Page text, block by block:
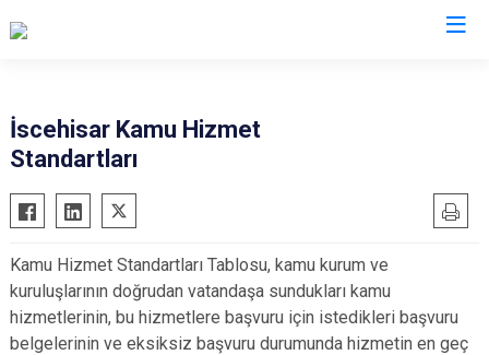
Başmakçı
Bayat
Çay
Çobanlar
Dazkırı
Kızılören
Sandıklı
Şuhut
İscehisar Kamu Hizmet
Standartları
Kamu Hizmet Standartları Tablosu, kamu kurum ve
kuruluşlarının doğrudan vatandaşa sundukları kamu
hizmetlerinin, bu hizmetlere başvuru için istedikleri başvuru
belgelerinin ve eksiksiz başvuru durumunda hizmetin en geç